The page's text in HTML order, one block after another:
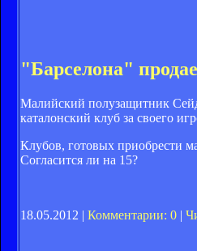
"Барселона"
Малийский полузащитник
каталонский клуб за своего
Клубов, готовых приобрести
Согласится ли на 15?
18.05.2012 | Комментарии: 0 |